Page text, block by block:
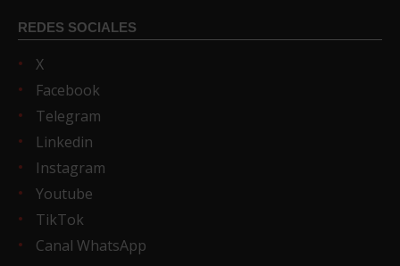
REDES SOCIALES
X
Facebook
Telegram
Linkedin
Instagram
Youtube
TikTok
Canal WhatsApp